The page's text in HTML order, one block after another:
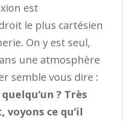
est
le plus cartésien
On y est seul,
une atmosphère
semble vous dire :
? Très
ce qu’il